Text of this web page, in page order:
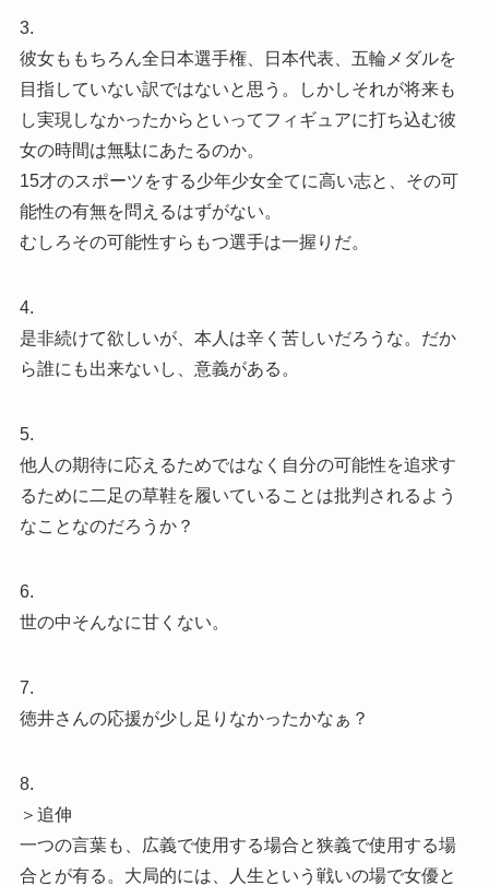
3.
彼女ももちろん全日本選手権、日本代表、五輪メダルを
目指していない訳ではないと思う。しかしそれが将来も
し実現しなかったからといってフィギュアに打ち込む彼
女の時間は無駄にあたるのか。
15才のスポーツをする少年少女全てに高い志と、その可
能性の有無を問えるはずがない。
むしろその可能性すらもつ選手は一握りだ。
4.
是非続けて欲しいが、本人は辛く苦しいだろうな。だか
ら誰にも出来ないし、意義がある。
5.
他人の期待に応えるためではなく自分の可能性を追求す
るために二足の草鞋を履いていることは批判されるよう
なことなのだろうか？
6.
世の中そんなに甘くない。
7.
徳井さんの応援が少し足りなかったかなぁ？
8.
＞追伸
一つの言葉も、広義で使用する場合と狭義で使用する場
合とが有る。大局的には、人生という戦いの場で女優と